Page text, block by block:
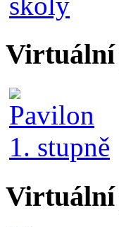
Virtuální
Virtuální